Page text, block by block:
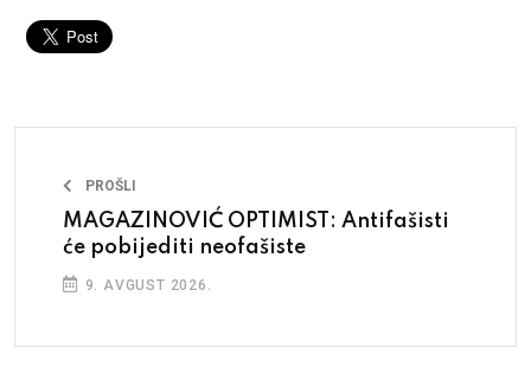
PROŠLI
MAGAZINOVIĆ OPTIMIST: Antifašisti
će pobijediti neofašiste
9. AVGUST 2026.